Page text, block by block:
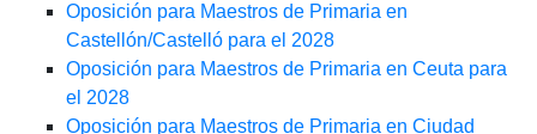
Oposición para Maestros de Primaria en
Castellón/Castelló para el 2028
Oposición para Maestros de Primaria en Ceuta para
el 2028
Oposición para Maestros de Primaria en Ciudad